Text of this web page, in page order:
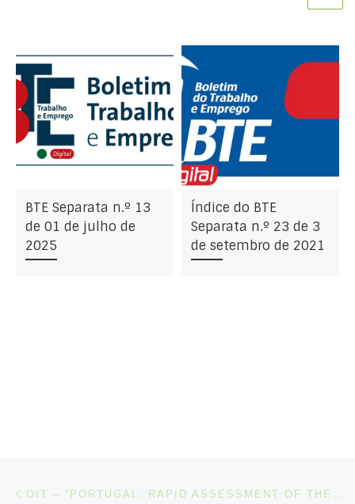
BTE Separata n.º 13
de 01 de julho de
2025
Índice do BTE
Separata n.º 23 de 3
de setembro de 2021
Post navigation